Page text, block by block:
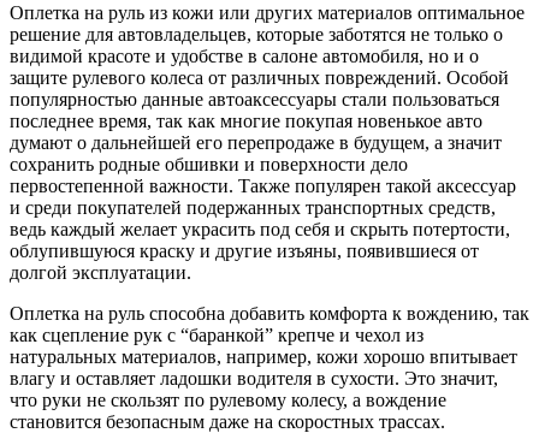
Оплетка на руль из кожи или других материалов оптимальное
решение для автовладельцев, которые заботятся не только о
видимой красоте и удобстве в салоне автомобиля, но и о
защите рулевого колеса от различных повреждений. Особой
популярностью данные автоаксессуары стали пользоваться
последнее время, так как многие покупая новенькое авто
думают о дальнейшей его перепродаже в будущем, а значит
сохранить родные обшивки и поверхности дело
первостепенной важности. Также популярен такой аксессуар
и среди покупателей подержанных транспортных средств,
ведь каждый желает украсить под себя и скрыть потертости,
облупившуюся краску и другие изъяны, появившиеся от
долгой эксплуатации.
Оплетка на руль способна добавить комфорта к вождению, так
как сцепление рук с “баранкой” крепче и чехол из
натуральных материалов, например, кожи хорошо впитывает
влагу и оставляет ладошки водителя в сухости. Это значит,
что руки не скользят по рулевому колесу, а вождение
становится безопасным даже на скоростных трассах.